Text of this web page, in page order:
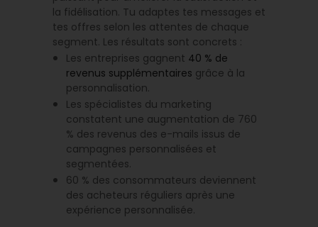
la fidélisation. Tu adaptes tes messages et
tes offres selon les attentes de chaque
segment. Les résultats sont concrets :
Les entreprises gagnent 40 % de
revenus supplémentaires grâce à la
personnalisation.
Les spécialistes du marketing
constatent une augmentation de 760
% des revenus des e-mails issus de
campagnes personnalisées et
segmentées.
60 % des consommateurs deviennent
des acheteurs réguliers après une
expérience personnalisée.